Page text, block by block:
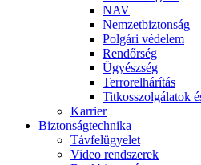
NAV
Nemzetbiztonság
Polgári védelem
Rendőrség
Ügyészség
Terrorelhárítás
Titkosszolgálatok
Karrier
Biztonságtechnika
Távfelügyelet
Video rendszerek